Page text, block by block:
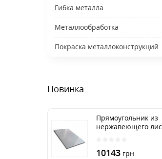
Гибка металла
Металлообработка
Покраска металлоконструкций
Новинка
Прямоугольник из
нержавеющего
10143 грн